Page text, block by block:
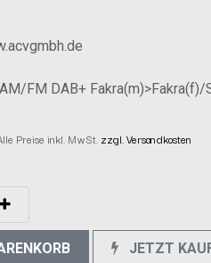
FM DAB+ Fakra(m)>Fakra(f)/
Preise inkl. MwSt. zzgl. Versandkosten
JETZT